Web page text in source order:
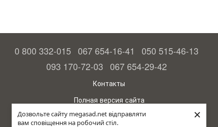
Дозвольте сайту megasad.net відправляти
вам сповіщення на робочий стіл.
×
0 800 332-015 067 654-16-41
050 515-46-13
093 170-72-03 067 654-29-42
Контакты
Полная версия сайта
© 2015—2026